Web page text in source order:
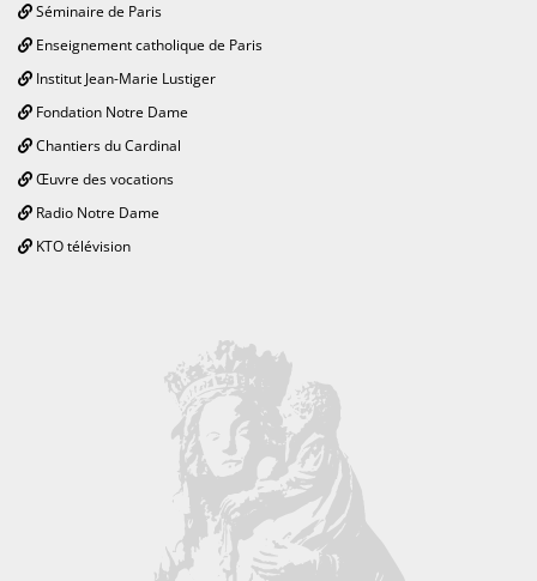
Séminaire de Paris
Enseignement catholique de Paris
Institut Jean-Marie Lustiger
Fondation Notre Dame
Chantiers du Cardinal
Œuvre des vocations
Radio Notre Dame
KTO télévision